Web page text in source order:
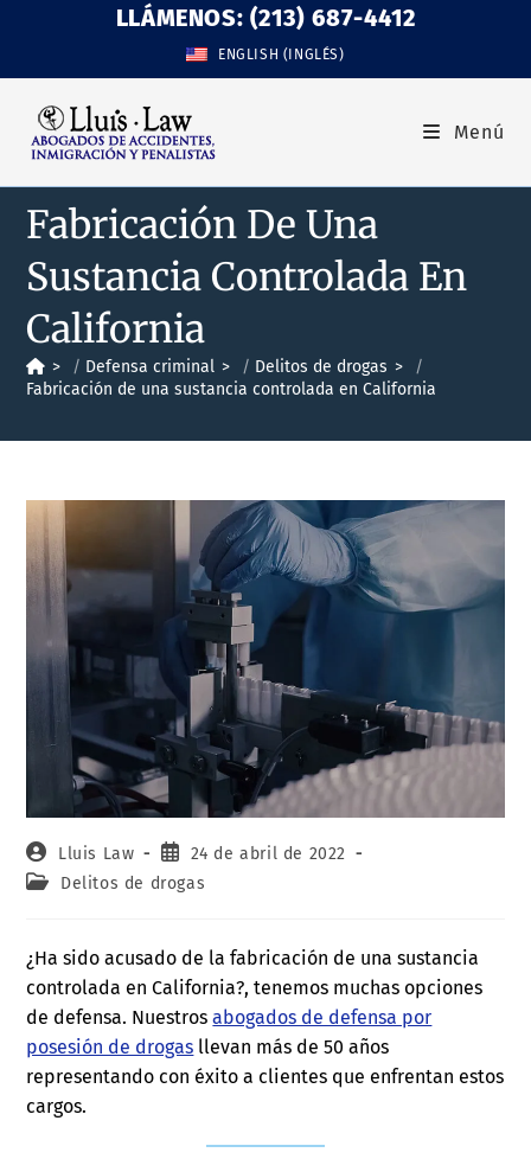
LLÁMENOS: (213) 687-4412
ENGLISH (INGLÉS)
Menú
Fabricación De Una
Sustancia Controlada En
California
> Defensa criminal > Delitos de drogas >
Fabricación de una sustancia controlada en California
Lluis Law
24 de abril de 2022
Delitos de drogas
¿Ha sido acusado de la fabricación de una sustancia
controlada en California?, tenemos muchas opciones
de defensa. Nuestrosabogados de defensa por
posesión de drogas llevan más de 50 años
representando con éxito a clientes que enfrentan estos
cargos.